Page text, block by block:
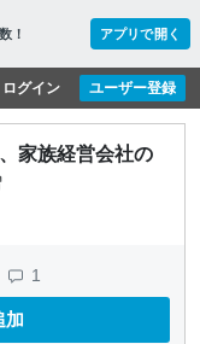
！ アプリで開く
ユーザー登録
ログイン
家族経営会社の
1
加